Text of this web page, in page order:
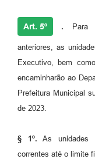
Art. 5º . Para
anteriores, as
Executivo, bem
encaminharão ao
Prefeitura Municipal
de 2023.
§ 1º. As unidades
correntes até o limite